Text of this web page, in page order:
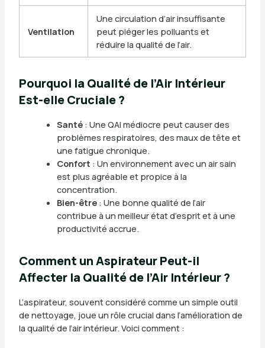
Ventilation
Une circulation d’air insuffisante
peut piéger les polluants et
réduire la qualité de l’air.
Pourquoi la Qualité de l’Air Intérieur
Est-elle Cruciale ?
Santé: Une QAI médiocre peut causer des
problèmes respiratoires, des maux de tête et
une fatigue chronique.
Confort : Un environnement avec un air sain
est plus agréable et propice à la
concentration.
Bien-être: Une bonne qualité de l’air
contribue à un meilleur état d’esprit et à une
productivité accrue.
Comment un Aspirateur Peut-il
Affecter la Qualité de l’Air Intérieur ?
L’aspirateur, souvent considéré comme un simple outil
de nettoyage, joue un rôle crucial dans l’amélioration de
la qualité de l’air intérieur. Voici comment :